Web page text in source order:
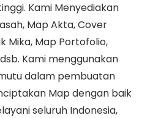
Kami Menyediakan
Map Akta, Cover
Mika, Map Portofolio,
Kami menggunakan
dalam pembuatan
Map dengan baik
seluruh Indonesia,